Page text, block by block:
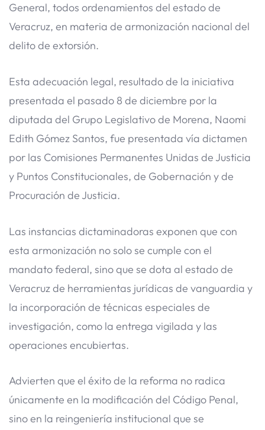
General, todos ordenamientos del estado de
Veracruz, en materia de armonización nacional del
delito de extorsión.
Esta adecuación legal, resultado de la iniciativa
presentada el pasado 8 de diciembre por la
diputada del Grupo Legislativo de Morena, Naomi
Edith Gómez Santos, fue presentada vía dictamen
por las Comisiones Permanentes Unidas de Justicia
y Puntos Constitucionales, de Gobernación y de
Procuración de Justicia.
Las instancias dictaminadoras exponen que con
esta armonización no solo se cumple con el
mandato federal, sino que se dota al estado de
Veracruz de herramientas jurídicas de vanguardia y
la incorporación de técnicas especiales de
investigación, como la entrega vigilada y las
operaciones encubiertas.
Advierten que el éxito de la reforma no radica
únicamente en la modificación del Código Penal,
sino en la reingeniería institucional que se